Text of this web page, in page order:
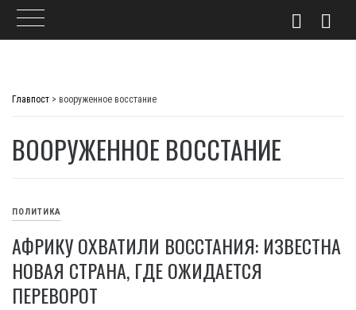
Главпост > вооруженное восстание
ВООРУЖЕННОЕ ВОССТАНИЕ
ПОЛИТИКА
АФРИКУ ОХВАТИЛИ ВОССТАНИЯ: ИЗВЕСТНА
НОВАЯ СТРАНА, ГДЕ ОЖИДАЕТСЯ
ПЕРЕВОРОТ